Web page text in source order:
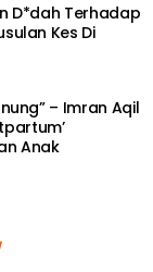
D*dah Terhadap
Kes Di
– Imran Aqil
Anak